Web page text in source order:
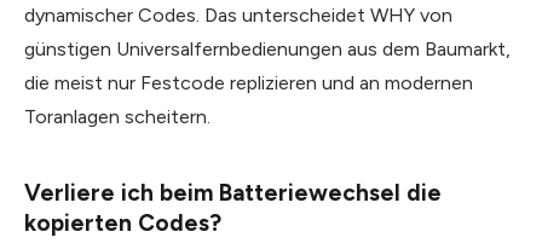
dynamischer Codes. Das unterscheidet WHY von
günstigen Universalfernbedienungen aus dem Baumarkt,
die meist nur Festcode replizieren und an modernen
Toranlagen scheitern.
Verliere ich beim Batteriewechsel die
kopierten Codes?